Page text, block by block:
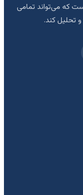
که می‌تواند تمامی
تحلیل کند.